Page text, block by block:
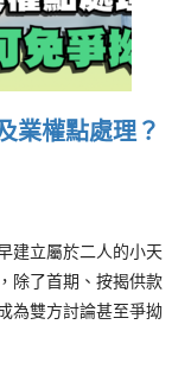
業權點處理？
建立屬於二人的小天
除了首期、按揭供款
為雙方討論甚至爭拗